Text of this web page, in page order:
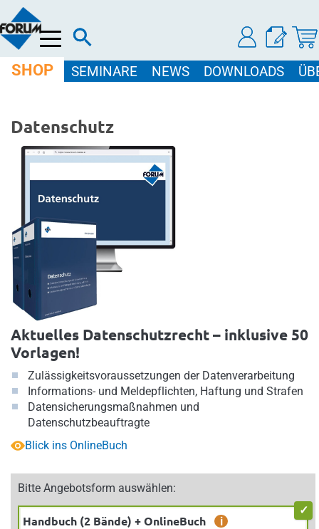
Menü
SHOP SEMINARE NEWS DOWNLOADS
Datenschutz
Aktuelles Datenschutzrecht – inklusive 50
Vorlagen!
Zulässigkeitsvoraussetzungen der Datenverarbeitung
Informations- und Meldepflichten, Haftung und Strafen
Datensicherungsmaßnahmen und
Datenschutzbeauftragte
Blick ins OnlineBuch
Bitte Angebotsform auswählen:
Handbuch (2 Bände) + OnlineBuch
i